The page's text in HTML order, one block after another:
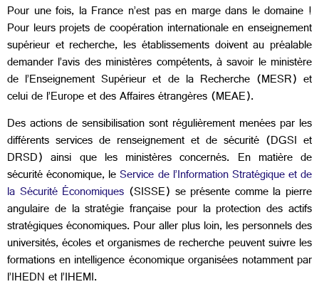
Pour une fois, la France n’est pas en marge dans le domaine !
Pour leurs projets de coopération internationale en enseignement
supérieur et recherche, les établissements doivent au préalable
demander l’avis des ministères compétents, à savoir le ministère
de l’Enseignement Supérieur et de la Recherche (MESR) et
celuide l’Europe et des Affaires étrangères (MEAE).
Des actions de sensibilisation sont régulièrement menées par les
différents services de renseignement et de sécurité (DGSI et
DRSD) ainsi que les ministères concernés. En matière de
sécurité économique, leService de l’Information Stratégique et de
la Sécurité Économiques (SISSE) se présente comme la pierre
angulaire de la stratégie française pour la protection des actifs
stratégiques économiques.Pour aller plus loin, les personnels des
universités, écoles et organismes de recherche peuvent suivre les
formations en intelligence économique organisées notamment par
l’IHEDN et l’IHEMI.